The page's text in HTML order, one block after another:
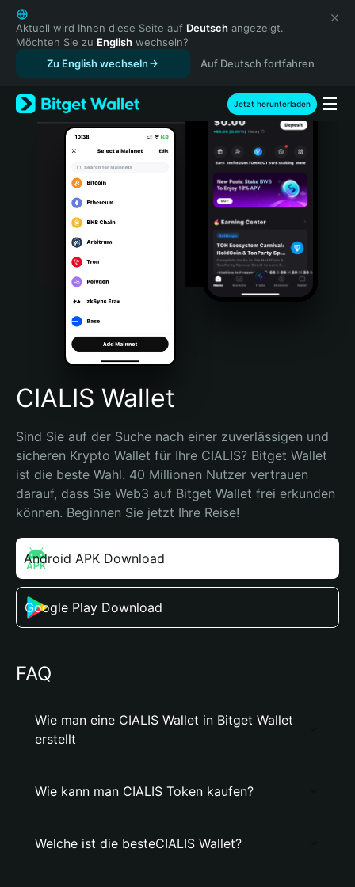
English
日本語
Tiếng Việt
Русский
Español (Latinoamérica)
Türkçe
Italiano
Português (Portugal)
Bahasa Indonesia
Português (Brasil)
Español (Argentina)
Aktuell wird Ihnen diese Seite auf Deutsch angezeigt.
Möchten Sie zu English wechseln?
Zu English wechseln
Auf Deutsch fortfahren
Jetzt herunterladen
CIALIS Wallet
Sind Sie auf der Suche nach einer zuverlässigen und
sicheren Krypto Wallet für Ihre CIALIS? Bitget Wallet
ist die beste Wahl. 40 Millionen Nutzer vertrauen
darauf, dass Sie Web3 auf Bitget Wallet frei erkunden
können. Beginnen Sie jetzt Ihre Reise!
Android APK Download
Google Play Download
FAQ
Wie man eine CIALIS Wallet in Bitget Wallet
erstellt
Wie kann man CIALIS Token kaufen?
Welche ist die besteCIALIS Wallet?